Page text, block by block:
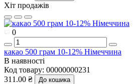
Хіт продажів
0
какао 500 грам 10-12% Німеччина
В наявності
Код товару: 00000000231
311.00 ₴
До кошика